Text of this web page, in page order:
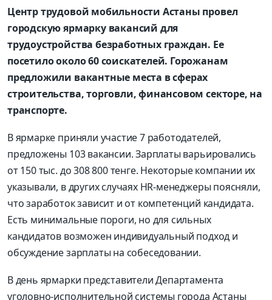
Центр трудовой мобильности Астаны провел
городскую ярмарку вакансий для
трудоустройства безработных граждан. Ее
посетило около 60 соискателей. Горожанам
предложили вакантные места в сферах
строительства, торговли, финансовом секторе, на
транспорте.
В ярмарке приняли участие 7 работодателей,
предложены 103 вакансии. Зарплаты варьировались
от 150 тыс. до 308 800 тенге. Некоторые компании их
указывали, в других случаях HR-менеджеры поясняли,
что заработок зависит и от компетенций кандидата.
Есть минимальные пороги, но для сильных
кандидатов возможен индивидуальный подход и
обсуждение зарплаты на собеседовании.
В день ярмарки представители Департамента
уголовно-исполнительной системы города Астаны